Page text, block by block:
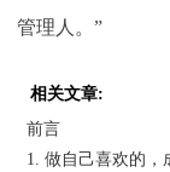
管理人。”
相关文章:
前言
1. 做自己喜欢的，